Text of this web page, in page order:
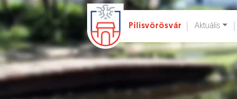
Ugrás a fő tartalomhoz
Pilisvörösvár Aktuális